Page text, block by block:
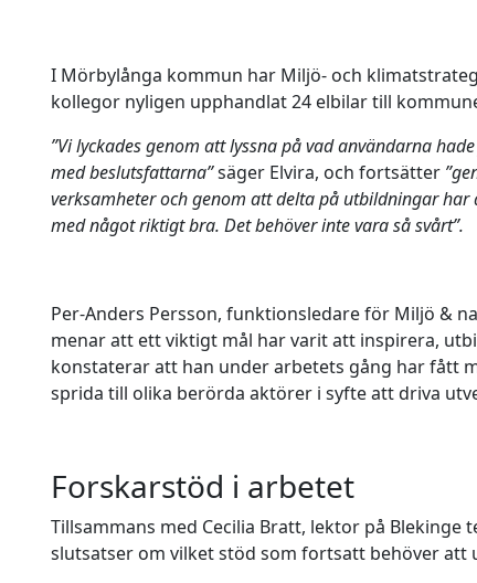
I Mörbylånga kommun har Miljö- och
kollegor nyligen upphandlat 24 elbilar till
”Vi lyckades genom att lyssna på vad användarna
med beslutsfattarna”säger Elvira, och fortsätter
verksamheter och genom att delta på utbildningar
med något riktigt bra. Det behöver inte vara så svårt”.
Per-Anders Persson, funktionsledare för Miljö &
menar att ett viktigt mål har varit att inspirera,
konstaterar att han under arbetets gång har fått
sprida till olika berörda aktörer i syfte att driva
Forskarstöd i arbetet
Tillsammans med Cecilia Bratt, lektor på
slutsatser om vilket stöd som fortsatt behöver att